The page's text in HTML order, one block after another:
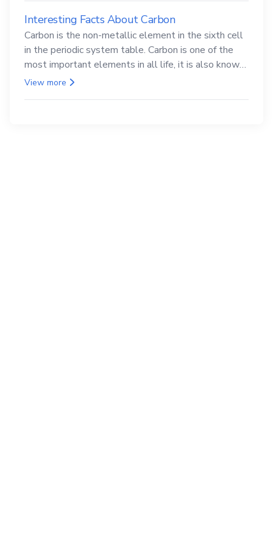
Interesting Facts About Carbon
Carbon is the non-metallic element in the sixth cell
in the periodic system table. Carbon is one of the
most important elements in all life, it is also known
as the back.
View more